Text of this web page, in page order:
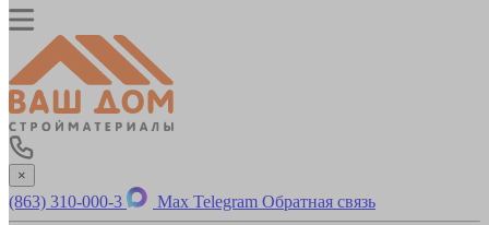
×
(863) 310-000-3 Max Telegram Обратная связь